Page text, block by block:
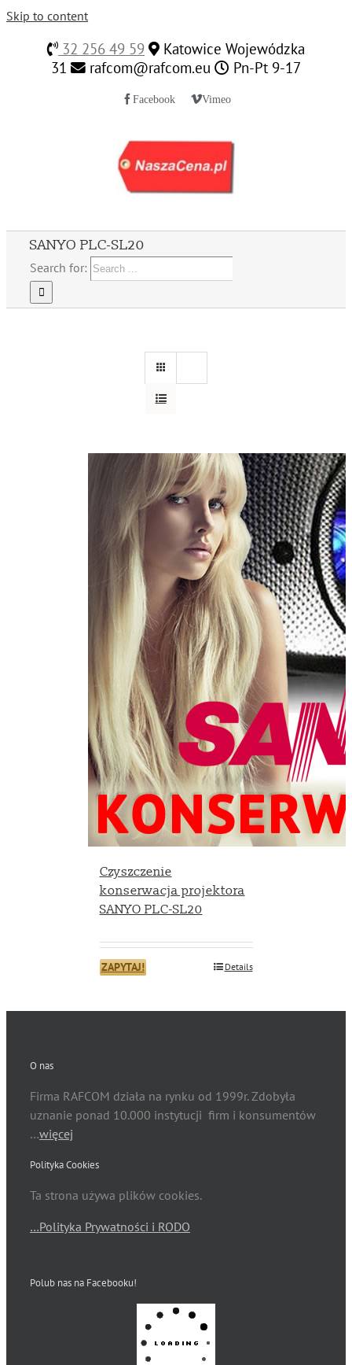
Skip to content
32 256 49 59
Katowice Wojewódzka
31
rafcom@rafcom.eu Pn-Pt 9-17
Facebook Vimeo
SANYO PLC-SL20
Search for:
Czyszczenie
konserwacja projektora
SANYO PLC-SL20
ZAPYTAJ! Details
O nas
Firma RAFCOM działa na rynku od 1999r. Zdobyła
uznanie ponad 10.000 instytucji firm i konsumentów
…więcej
Polityka Cookies
Ta strona używa plików cookies.
…Polityka Prywatności i RODO
Polub nas na Facebooku!